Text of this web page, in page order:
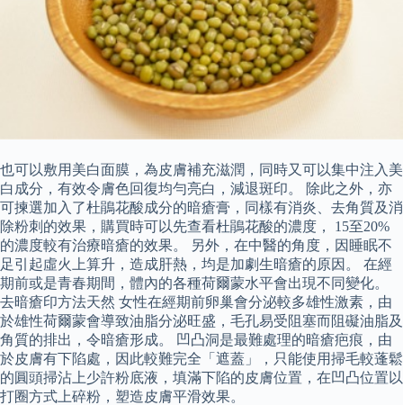
也可以敷用美白面膜，為皮膚補充滋潤，同時又可以集中注入美
白成分，有效令膚色回復均勻亮白，減退斑印。 除此之外，亦
可揀選加入了杜鵑花酸成分的暗瘡膏，同樣有消炎、去角質及消
除粉刺的效果，購買時可以先查看杜鵑花酸的濃度， 15至20%
的濃度較有治療暗瘡的效果。 另外，在中醫的角度，因睡眠不
足引起虛火上算升，造成肝熱，均是加劇生暗瘡的原因。 在經
期前或是青春期間，體內的各種荷爾蒙水平會出現不同變化。
去暗瘡印方法天然 女性在經期前卵巢會分泌較多雄性激素，由
於雄性荷爾蒙會導致油脂分泌旺盛，毛孔易受阻塞而阻礙油脂及
角質的排出，令暗瘡形成。 凹凸洞是最難處理的暗瘡疤痕，由
於皮膚有下陷處，因此較難完全「遮蓋」，只能使用掃毛較蓬鬆
的圓頭掃沾上少許粉底液，填滿下陷的皮膚位置，在凹凸位置以
打圈方式上碎粉，塑造皮膚平滑效果。